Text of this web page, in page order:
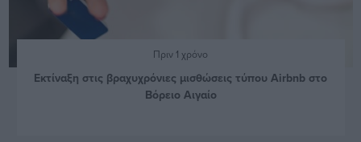
Πριν 1 χρόνο
Εκτίναξη στις βραχυχρόνιες μισθώσεις τύπου Airbnb στο
Βόρειο Αιγαίο